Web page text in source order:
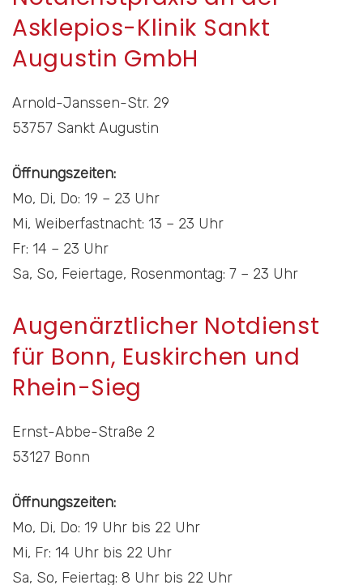
Asklepios-Klinik Sankt
Augustin GmbH
Arnold-Janssen-Str. 29
53757 Sankt Augustin
Öffnungszeiten:
Mo, Di, Do: 19 – 23 Uhr
Mi, Weiberfastnacht: 13 – 23 Uhr
Fr: 14 – 23 Uhr
Sa, So, Feiertage, Rosenmontag: 7 – 23 Uhr
Augenärztlicher Notdienst
für Bonn, Euskirchen und
Rhein-Sieg
Ernst-Abbe-Straße 2
53127 Bonn
Öffnungszeiten:
Mo, Di, Do: 19 Uhr bis 22 Uhr
Mi, Fr: 14 Uhr bis 22 Uhr
Sa, So, Feiertag: 8 Uhr bis 22 Uhr